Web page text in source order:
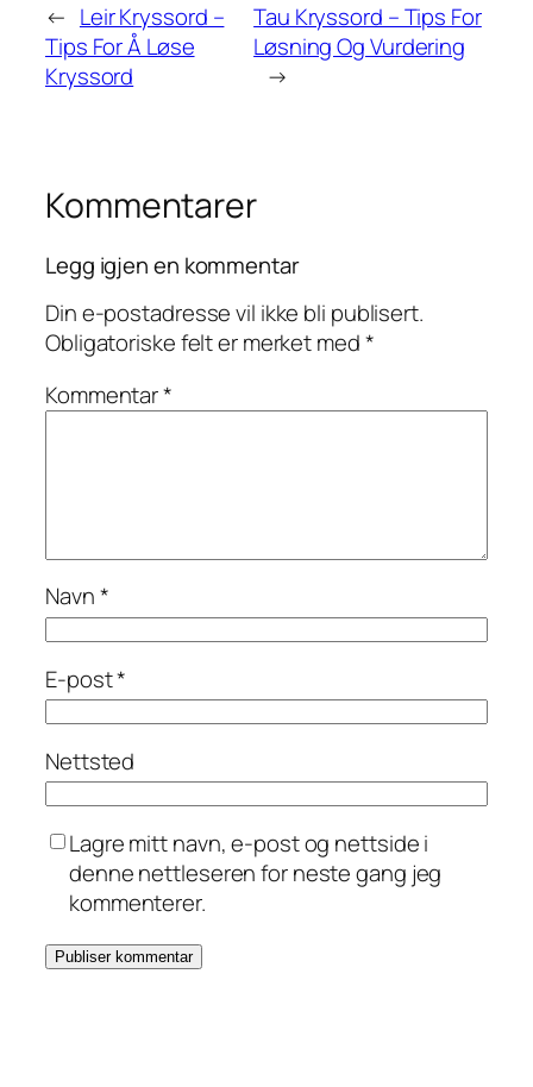
← Leir Kryssord –
Tips For Å Løse
Kryssord
Tau Kryssord – Tips For
Løsning Og Vurdering
→
Kommentarer
Legg igjen en kommentar
Din e-postadresse vil ikke bli publisert.
Obligatoriske felt er merket med*
Kommentar*
Navn*
E-post*
Nettsted
Lagre mitt navn, e-post og nettside i
denne nettleseren for neste gang jeg
kommenterer.